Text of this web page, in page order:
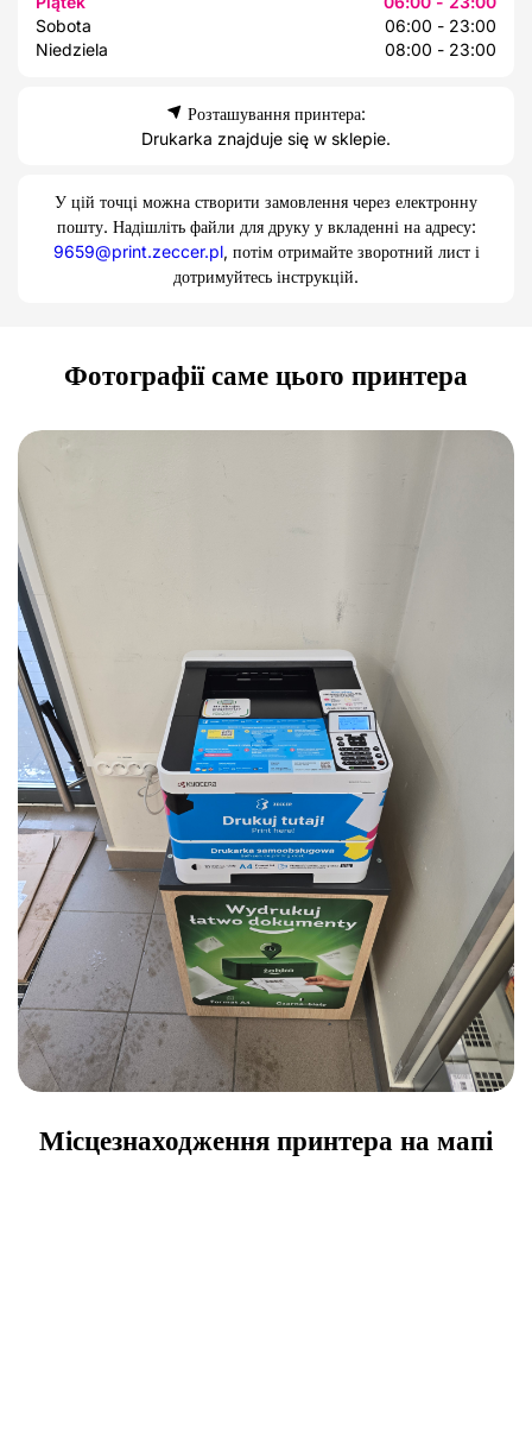
Sobota
06:00 - 23:00
Niedziela
08:00 - 23:00
Розташування принтера:
Drukarka znajduje się w sklepie.
У цій точці можна створити замовлення через електронну
пошту. Надішліть файли для друку у вкладенні на адресу:
9659@print.zeccer.pl, потім отримайте зворотний лист і
дотримуйтесь інструкцій.
Фотографії саме цього принтера
Місцезнаходження принтера на мапі